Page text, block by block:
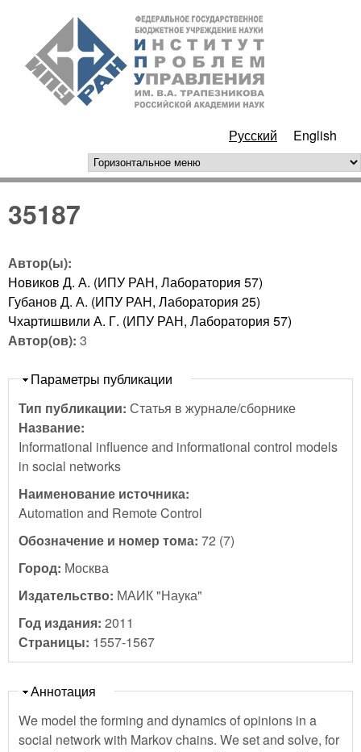
Перейти к основному
содержанию
РАН
Русский English
горизонтальное меню
35187
Автор(ы):
Новиков Д. А. (ИПУ РАН, Лаборатория 57)
Губанов Д. А. (ИПУ РАН, Лаборатория 25)
Чхартишвили А. Г. (ИПУ РАН, Лаборатория 57)
Автор(ов): 3
Скрыть
Параметры публикации
Тип публикации: Статья в журнале/сборнике
Название:
Informational influence and informational control models
in social networks
Наименование источника:
Automation and Remote Control
Обозначение и номер тома: 72 (7)
Город: Москва
Издательство: МАИК "Наука"
Год издания: 2011
Страницы: 1557-1567
Скрыть
Аннотация
We model the forming and dynamics of opinions in a
social network with Markov chains. We set and solve, for